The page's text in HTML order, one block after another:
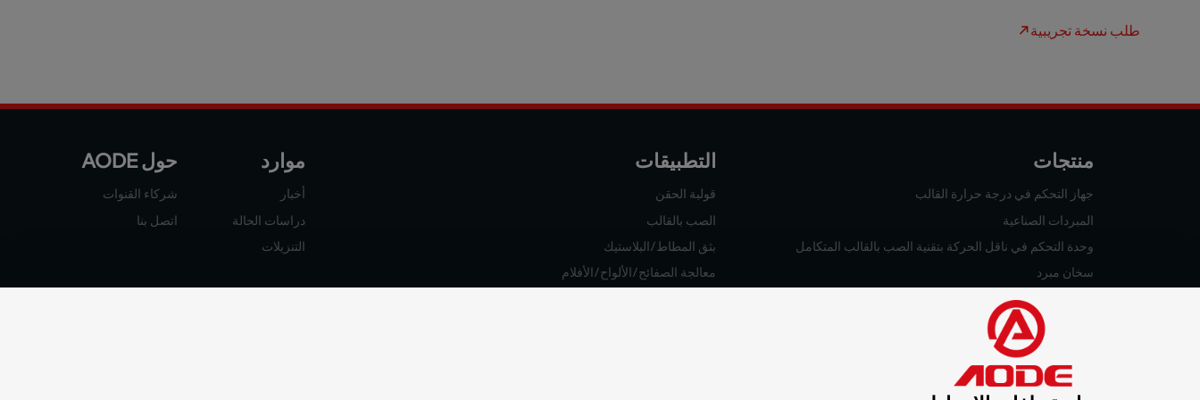
طلب نسخة تجريبية
منتجات
جهاز التحكم في درجة حرارة القالب
المبردات الصناعية
وحدة التحكم في ناقل الحركة بتقنية الصب بالقالب المتكامل
سخان مبرد
التطبيقات
قولبة الحقن
الصب بالقالب
بثق المطاط/البلاستيك
معالجة الصفائح/الألواح/الأفلام
موارد
أخبار
دراسات الحالة
التنزيلات
حول AODE
شركاء القنوات
اتصل بنا